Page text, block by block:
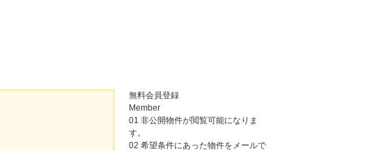
無料会員登録
Member
01 非公開物件が閲覧可能になりま
す。
02 希望条件にあった物件をメールで